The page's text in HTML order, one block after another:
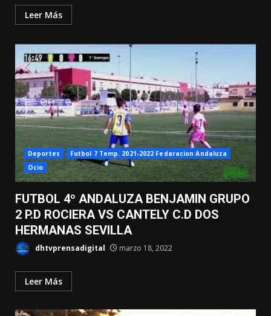
Leer Más
Deportes
Futbol 7 Temp. 2021-2022 Fedaracion Andaluza
Ocio
FUTBOL 4º ANDALUZA BENJAMIN GRUPO
2 P.D ROCIERA VS CANTELY C.D DOS
HERMANAS SEVILLA
dhtvprensadigital marzo 18, 2022
Leer Más